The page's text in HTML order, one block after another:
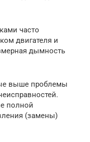
часто
двигателя и
дымность
выше проблемы
полной
(замены)